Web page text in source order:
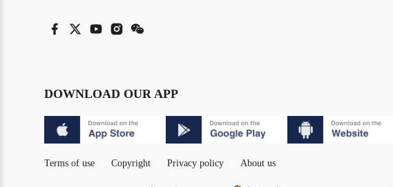
DOWNLOAD OUR APP
Terms of use Copyright Privacy policy About us